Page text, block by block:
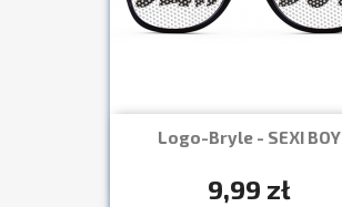
Logo-Bryle - SEXI BOY
9,99 zł
Szybki podgląd